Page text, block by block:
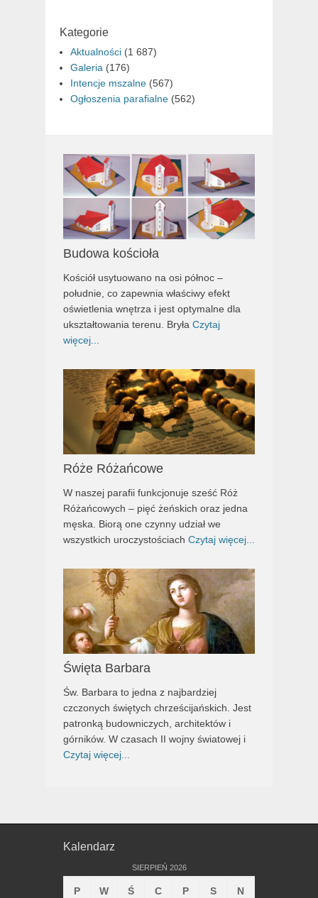
Kategorie
Aktualności (1 687)
Galeria (176)
Intencje mszalne (567)
Ogłoszenia parafialne (562)
Budowa kościoła
Kościół usytuowano na osi północ –
południe, co zapewnia właściwy efekt
oświetlenia wnętrza i jest optymalne dla
ukształtowania terenu. Bryła Czytaj
więcej...
Róże Różańcowe
W naszej parafii funkcjonuje sześć Róż
Różańcowych – pięć żeńskich oraz jedna
męska. Biorą one czynny udział we
wszystkich uroczystościach Czytaj więcej...
Święta Barbara
Św. Barbara to jedna z najbardziej
czczonych świętych chrześcijańskich. Jest
patronką budowniczych, architektów i
górników. W czasach II wojny światowej i
Czytaj więcej...
Kalendarz
SIERPIEŃ 2026
P W Ś C P S N